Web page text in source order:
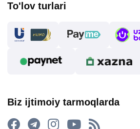
To'lov turlari
Biz ijtimoiy tarmoqlarda